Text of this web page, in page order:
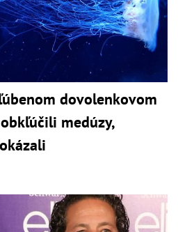
dovolenkovom
medúzy,